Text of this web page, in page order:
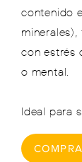
contenido
con estrés
o mental.
Ideal para